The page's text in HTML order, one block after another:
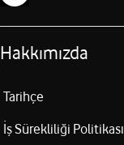
Hakkımızda
Tarihçe
İş Sürekliliği Politikası